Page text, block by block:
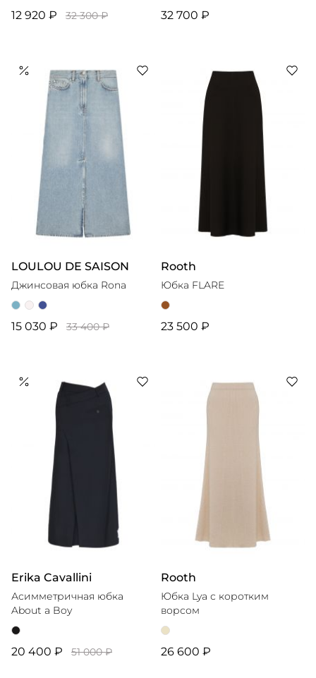
12 920 ₽ 32 300 ₽ 32 700 ₽
LOULOU DE SAISON
Джинсовая юбка Rona
15 030 ₽ 33 400 ₽
Rooth
Юбка FLARE
23 500 ₽
Erika Cavallini
Асимметричная юбка
About a Boy
20 400 ₽ 51 000 ₽
Rooth
Юбка Lya с коротким
ворсом
26 600 ₽